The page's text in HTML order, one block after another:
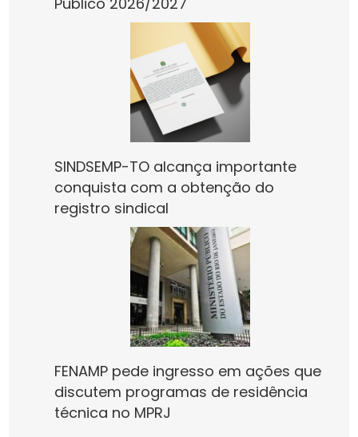
SINDSEMP-TO alcança importante
conquista com a obtenção do
registro sindical
FENAMP pede ingresso em ações que
discutem programas de residência
técnica no MPRJ